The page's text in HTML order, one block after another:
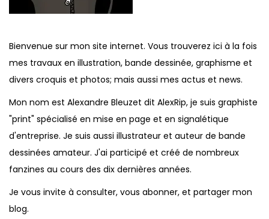
Bienvenue sur mon site internet. Vous trouverez ici à la fois
mes travaux en illustration, bande dessinée, graphisme et
divers croquis et photos; mais aussi mes actus et news.
Mon nom est Alexandre Bleuzet dit AlexRip, je suis graphiste
"print" spécialisé en mise en page et en signalétique
d'entreprise. Je suis aussi illustrateur et auteur de bande
dessinées amateur. J'ai participé et créé de nombreux
fanzines au cours des dix dernières années.
Je vous invite à consulter, vous abonner, et partager mon
blog.